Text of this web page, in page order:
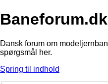
Baneforum.dk
Dansk forum om
spørgsmål her.
Spring til indhold